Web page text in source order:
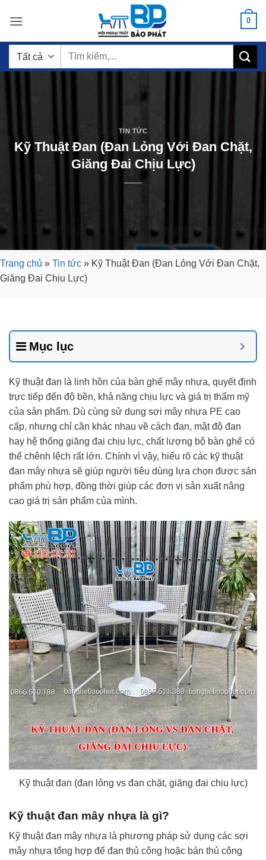
qua
dung
0
Tìm
TIN TỨC
Kỹ Thuật Đan (Đan Lỏng Với Đan Chặt,
Giăng Đai Chịu Lực)
Trang chủ » Tin tức » Kỹ Thuật Đan (Đan Lỏng Với Đan Chặt,
Giăng Đai Chịu Lực)
Mục lục
Kỹ thuật đan là linh hồn của bàn ghế mây nhựa, quyết định
trực tiếp đến độ bền, khả năng chịu lực và giá trị thẩm mỹ
của sản phẩm. Dù cùng sử dụng sợi mây nhựa PE cao
cấp, nhưng chỉ cần khác nhau về cách đan, mật độ đan
hay hệ thống giăng đai chịu lực, chất lượng bộ bàn ghế có
thể chênh lệch rất lớn. Chính vì vậy, hiểu rõ các kỹ thuật
đan mây nhựa sẽ giúp người tiêu dùng lựa chọn được sản
phẩm phù hợp, đồng thời giúp các đơn vị sản xuất nâng
cao giá trị sản phẩm của mình.
Kỹ thuật đan (đan lỏng vs đan chặt, giăng đai chịu lực)
Kỹ thuật đan mây nhựa là gì?
Kỹ thuật đan mây nhựa là phương pháp sử dụng các sợi
mây nhựa tổng hợp để đan thủ công hoặc bán thủ công